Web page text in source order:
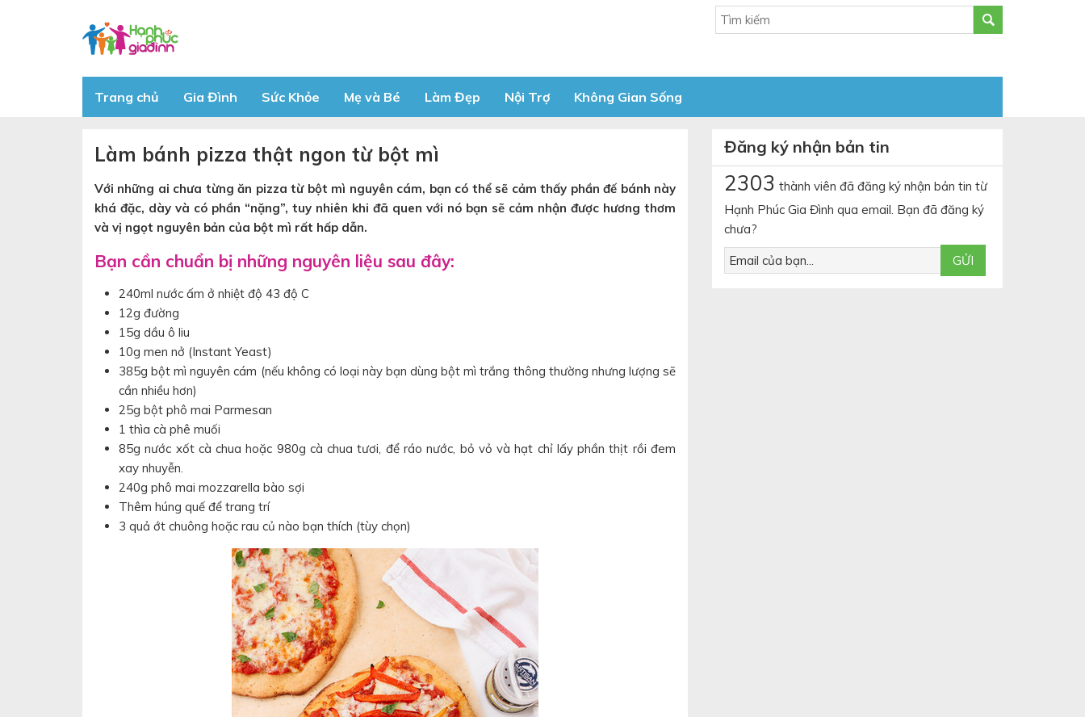
Trang chủ Gia Đình Sức Khỏe Mẹ và Bé Làm Đẹp Nội Trợ Không Gian Sống
Làm bánh pizza thật ngon từ bột mì
Với những ai chưa từng ăn pizza từ bột mì nguyên cám, bạn có thể sẽ cảm thấy phần đế bánh này
khá đặc, dày và có phần “nặng”, tuy nhiên khi đã quen với nó bạn sẽ cảm nhận được hương thơm
và vị ngọt nguyên bản của bột mì rất hấp dẫn.
Bạn cần chuẩn bị những nguyên liệu sau đây:
240ml nước ấm ở nhiệt độ 43 độ C
12g đường
15g dầu ô liu
10g men nở (Instant Yeast)
385g bột mì nguyên cám (nếu không có loại này bạn dùng bột mì trắng thông thường nhưng lượng sẽ
cần nhiều hơn)
25g bột phô mai Parmesan
1 thìa cà phê muối
85g nước xốt cà chua hoặc 980g cà chua tươi, để ráo nước, bỏ vỏ và hạt chỉ lấy phần thịt rồi đem
xay nhuyễn.
240g phô mai mozzarella bào sợi
Thêm húng quế để trang trí
3 quả ớt chuông hoặc rau củ nào bạn thích (tùy chọn)
Đăng ký nhận bản tin
2303 thành viên đã đăng ký nhận bản tin từ
Hạnh Phúc Gia Đình qua email. Bạn đã đăng ký
chưa?